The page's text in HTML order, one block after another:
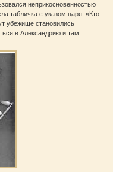
неприкосновенностью
табличка с указом царя: «Кто
убежище становились
в Александрию и там